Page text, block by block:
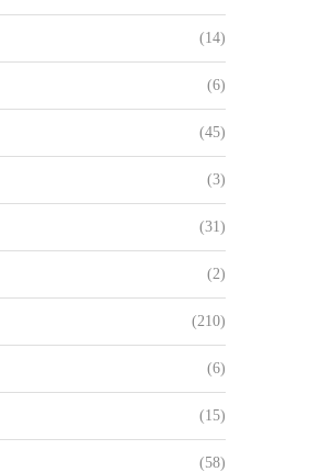
(14)
(6)
(45)
(3)
(31)
(2)
(210)
(6)
(15)
(58)